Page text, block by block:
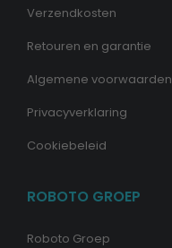
Verzendkosten
Retouren en garantie
Algemene voorwaarden
Privacyverklaring
Cookiebeleid
ROBOTO GROEP
Roboto Groep